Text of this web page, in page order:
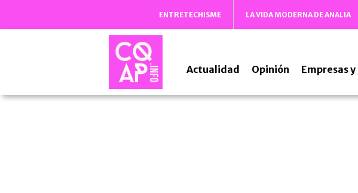
ENTRETECHISME LA VIDA MODERNA DE ANALIA
Actualidad Opinión Empresas